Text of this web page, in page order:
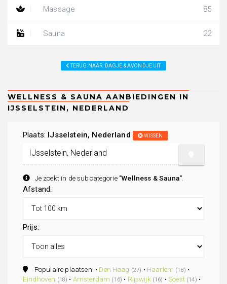
Massage 85
Sauna 22
TERUG NAAR: DAGJE & AVONDJE UIT
Plaats: IJsselstein, Nederland WISSEN
Je zoekt in de subcategorie "Wellness & Sauna"
Afstand:
Prijs:
Populaire plaatsen: • Den Haag (27) • Haarlem (18) •
Eindhoven (18) • Amsterdam (16) • Rijswijk (16) •Soest (14) •